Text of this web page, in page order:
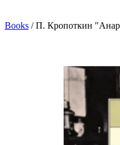
Books / П. Кропоткин